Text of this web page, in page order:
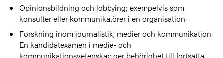
Opinionsbildning och lobbying; exempelvis som
konsulter eller kommunikatörer i en organisation.
Forskning inom journalistik, medier och kommunikation.
En kandidatexamen i medie- och
kommunikationsvetenskap ger behörighet till fortsatta